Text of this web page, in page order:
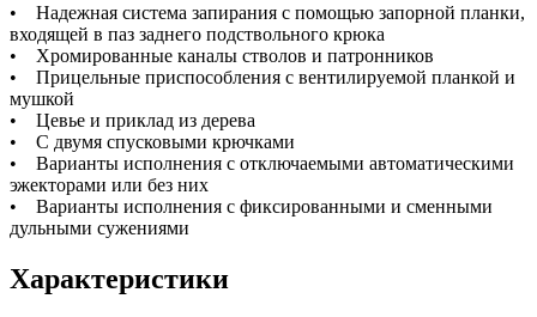
• Надежная система запирания с помощью запорной планки,
входящей в паз заднего подствольного крюка
• Хромированные каналы стволов и патронников
• Прицельные приспособления с вентилируемой планкой и
мушкой
• Цевье и приклад из дерева
• С двумя спусковыми крючками
• Варианты исполнения с отключаемыми автоматическими
эжекторами или без них
• Варианты исполнения с фиксированными и сменными
дульными сужениями
Характеристики